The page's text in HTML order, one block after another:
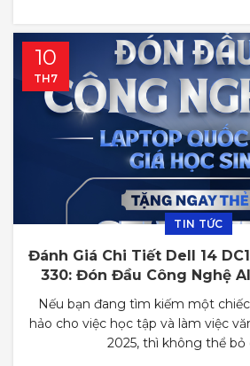
10
TH7
TIN TỨC
Đánh Giá Chi Tiết Dell 14
330: Đón Đầu Công Nghệ
Dân Giá Học
Nếu bạn đang tìm kiếm một
hảo cho việc học tập và làm việc
2025, thì không thể bỏ